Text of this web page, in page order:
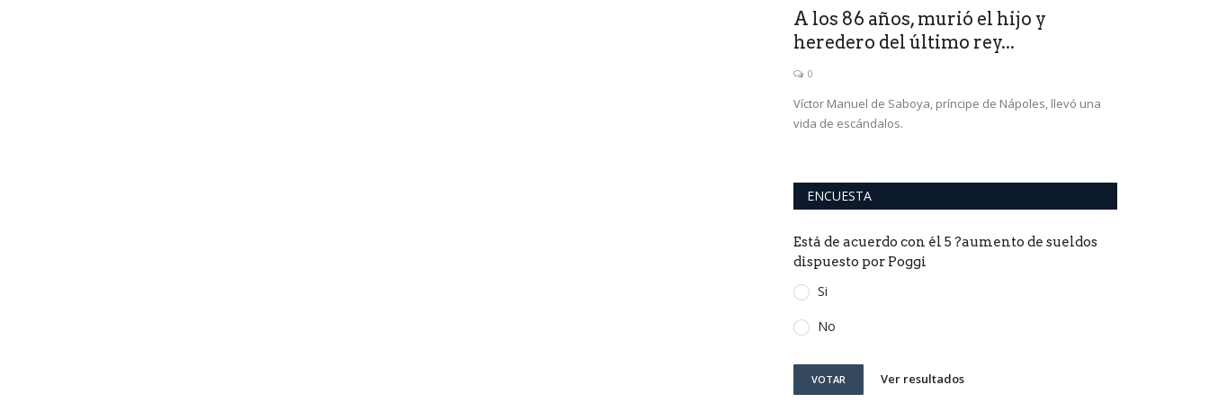
A los 86 años, murió el hijo y
heredero del último rey...
0
Víctor Manuel de Saboya, príncipe de Nápoles, llevó una
vida de escándalos.
ENCUESTA
Está de acuerdo con él 5 ?aumento de sueldos
dispuesto por Poggi
Si
No
VOTAR Ver resultados